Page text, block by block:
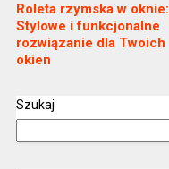
Roleta rzymska w oknie:
Stylowe i funkcjonalne
rozwiązanie dla Twoich
okien
Szukaj